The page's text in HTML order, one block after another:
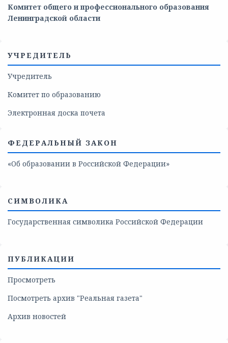
Комитет общего и профессионального образования
Ленинградской области
УЧРЕДИТЕЛЬ
Учредитель
Комитет по образованию
Электронная доска почета
ФЕДЕРАЛЬНЫЙ ЗАКОН
«Об образовании в Российской Федерации»
СИМВОЛИКА
Государственная символика Российской Федерации
ПУБЛИКАЦИИ
Просмотреть
Посмотреть архив "Реальная газета"
Архив новостей